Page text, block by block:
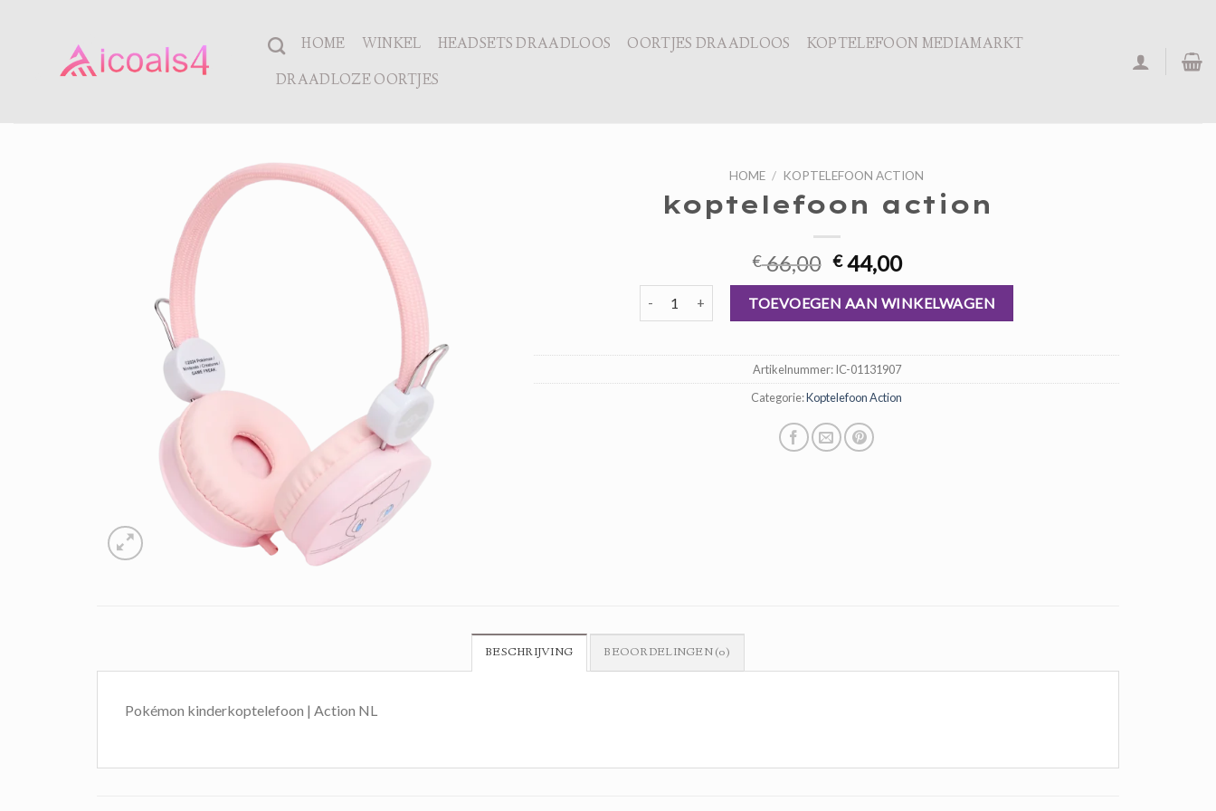
HOME WINKEL HEADSETS DRAADLOOS OORTJES DRAADLOOS
KOPTELEFOON MEDIAMARKT
DRAADLOZE OORTJES
HOME / KOPTELEFOON ACTION
koptelefoon action
€66,00 Oorspronkelijke
prijs
was:
€ 66,00.
€44,00Huidige
prijs
is:
€ 44,00.
koptelefoon action aantalTOEVOEGEN AAN WINKELWAGEN
Artikelnummer:IC-01131907
Categorie:Koptelefoon Action
BESCHRIJVING BEOORDELINGEN (0)
Pokémon kinderkoptelefoon | Action NL